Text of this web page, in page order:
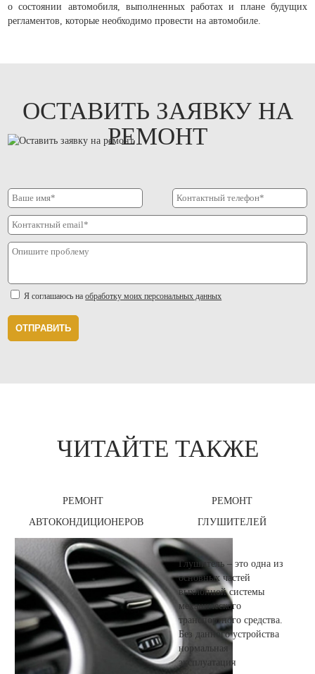
о состоянии автомобиля, выполненных работах и плане будущих
регламентов, которые необходимо провести на автомобиле.
ОСТАВИТЬ ЗАЯВКУ НА
РЕМОНТ
Я соглашаюсь наобработку моих персональных данных
ОТПРАВИТЬ
ЧИТАЙТЕ ТАКЖЕ
РЕМОНТ
АВТОКОНДИЦИОНЕРОВ
В СТО 24 ЧАСА
РЕМОНТ
ГЛУШИТЕЛЕЙ
Глушитель – это одна из
основных частей
выхлопной системы
механического
транспортного средства.
Без данного устройства
нормальная
эксплуатация